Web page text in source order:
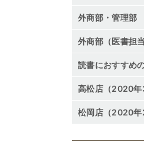
外商部・管理部
外商部（医書担当
読書におすすめ
高松店（2020年
松岡店（2020年